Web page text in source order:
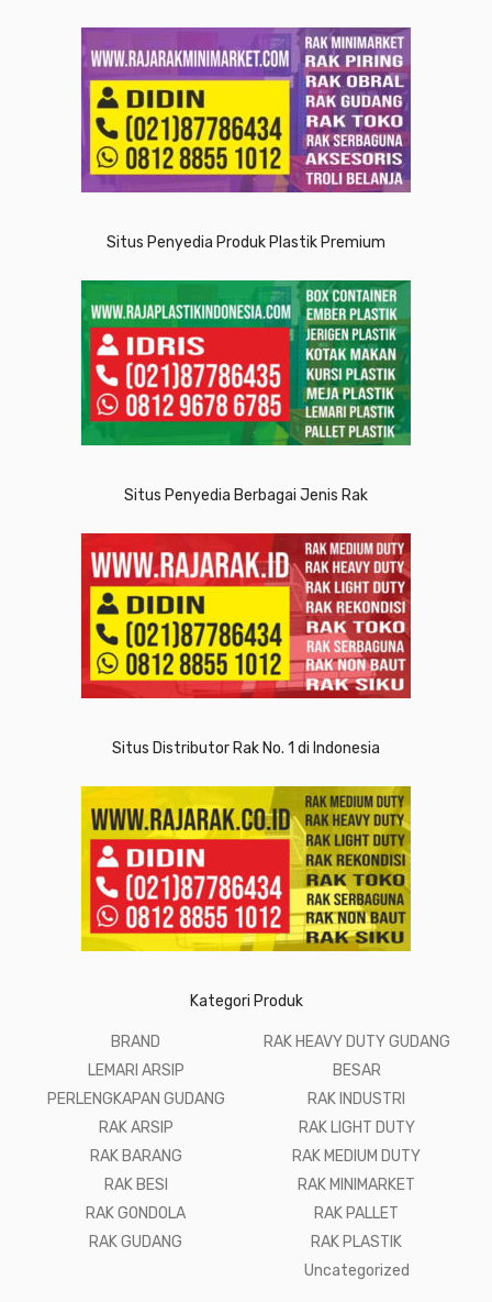
Situs Penyedia Produk Plastik Premium
Situs Penyedia Berbagai Jenis Rak
Situs Distributor Rak No. 1 di Indonesia
Kategori Produk
BRAND
LEMARI ARSIP
PERLENGKAPAN GUDANG
RAK ARSIP
RAK BARANG
RAK BESI
RAK GONDOLA
RAK GUDANG
RAK HEAVY DUTY GUDANG
BESAR
RAK INDUSTRI
RAK LIGHT DUTY
RAK MEDIUM DUTY
RAK MINIMARKET
RAK PALLET
RAK PLASTIK
Uncategorized